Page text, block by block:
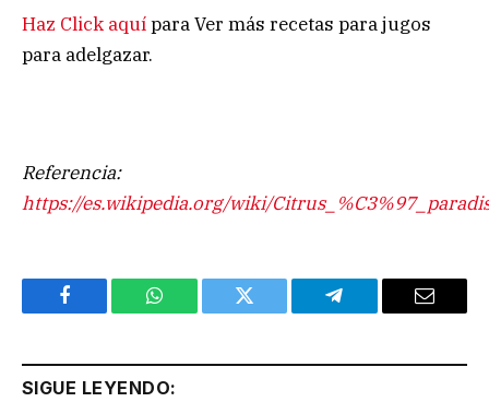
Haz Click aquípara Ver más recetas para jugos
para adelgazar.
Referencia:
https://es.wikipedia.org/wiki/
Facebook WhatsApp Twitter Telegram Email
SIGUE LEYENDO: